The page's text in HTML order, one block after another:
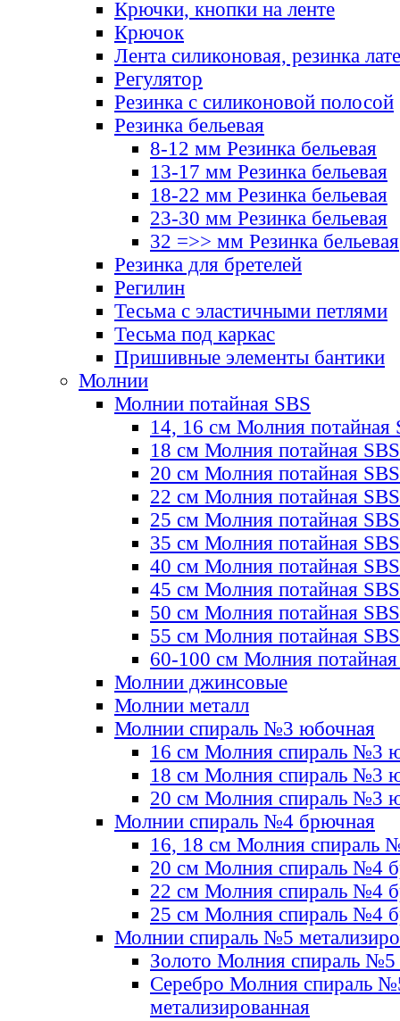
Крючки, кнопки на ленте
Крючок
Лента силиконовая, резинка
Регулятор
Резинка с силиконовой полосой
Резинка бельевая
8-12 мм Резинка бельевая
13-17 мм Резинка бельевая
18-22 мм Резинка бельевая
23-30 мм Резинка бельевая
32 =>> мм Резинка бельевая
Резинка для бретелей
Регилин
Тесьма с эластичными петлями
Тесьма под каркас
Пришивные элементы бантики
Молнии
Молнии потайная SBS
14, 16 см Молния потайная
18 см Молния потайная SBS
20 см Молния потайная SBS
22 см Молния потайная SBS
25 см Молния потайная SBS
35 см Молния потайная SBS
40 см Молния потайная SBS
45 см Молния потайная SBS
50 см Молния потайная SBS
55 см Молния потайная SBS
60-100 см Молния
Молнии джинсовые
Молнии металл
Молнии спираль №3 юбочная
16 см Молния спираль №3
18 см Молния спираль №3
20 см Молния спираль №3
Молнии спираль №4 брючная
16, 18 см Молния спираль
20 см Молния спираль №4
22 см Молния спираль №4
25 см Молния спираль №4
Молнии спираль №5
Золото Молния спираль №5
Серебро Молния спираль
метализированная